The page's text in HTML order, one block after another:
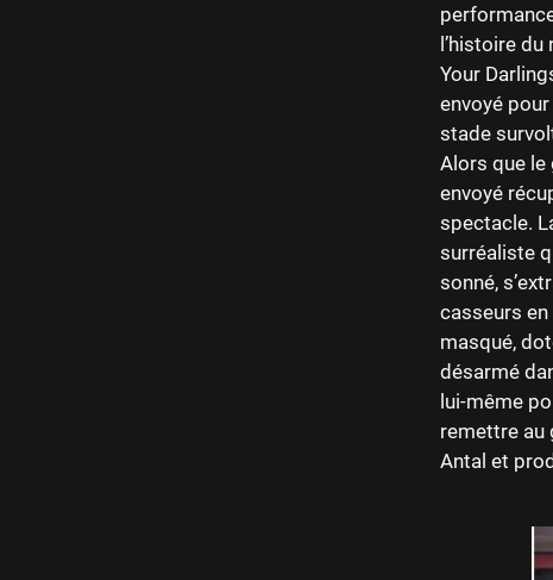
l’histoire du
Your
envoyé
stade
Alors que le
envoyé
spectacle.
surréaliste
sonné,
casseurs
masqué,
désarmé
lui-même
remettre au
Antal et